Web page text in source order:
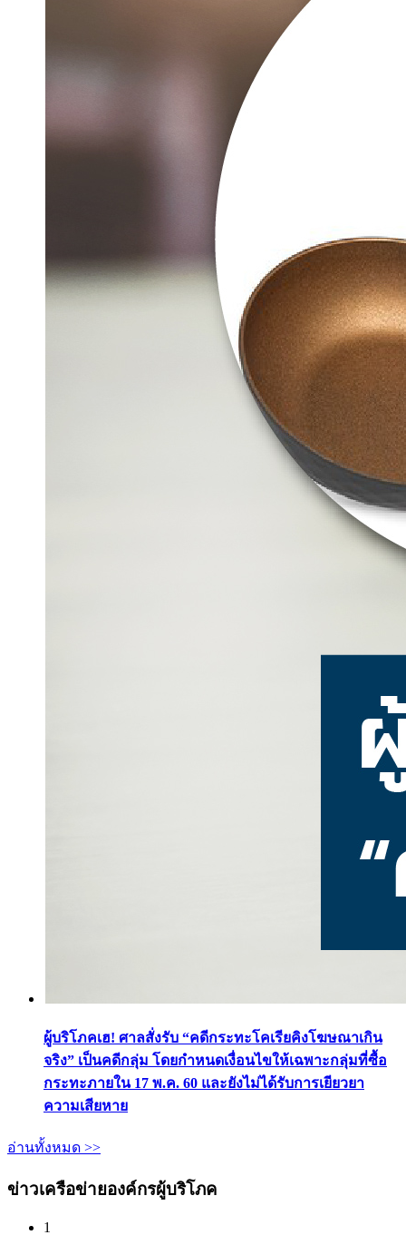
ผู้บริโภคเฮ! ศาลสั่งรับ “คดีกระทะโคเรียคิงโฆษณาเกิน
จริง” เป็นคดีกลุ่ม โดยกำหนดเงื่อนไขให้เฉพาะกลุ่มที่ซื้อ
กระทะภายใน 17 พ.ค. 60 และยังไม่ได้รับการเยียวยา
ความเสียหาย
อ่านทั้งหมด >>
ข่าวเครือข่ายองค์กรผู้บริโภค
1